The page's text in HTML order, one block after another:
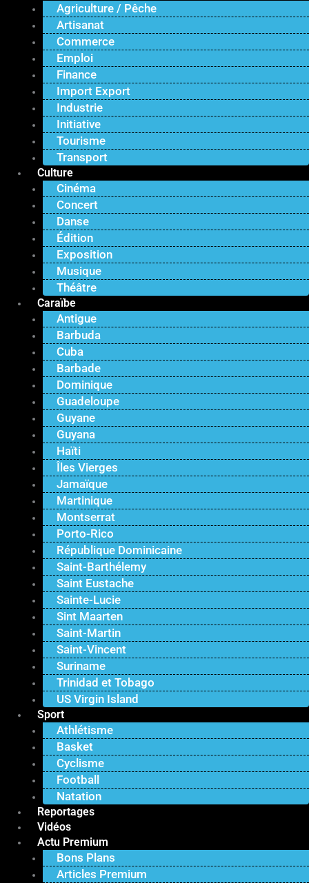
Agriculture / Pêche
Artisanat
Commerce
Emploi
Finance
Import Export
Industrie
Initiative
Tourisme
Transport
Culture
Cinéma
Concert
Danse
Édition
Exposition
Musique
Théâtre
Caraïbe
Antigue
Barbuda
Cuba
Barbade
Dominique
Guadeloupe
Guyane
Guyana
Haïti
Îles Vierges
Jamaïque
Martinique
Montserrat
Porto-Rico
République Dominicaine
Saint-Barthélemy
Saint Eustache
Sainte-Lucie
Sint Maarten
Saint-Martin
Saint-Vincent
Suriname
Trinidad et Tobago
US Virgin Island
Sport
Athlétisme
Basket
Cyclisme
Football
Natation
Reportages
Vidéos
Actu Premium
Bons Plans
Articles Premium